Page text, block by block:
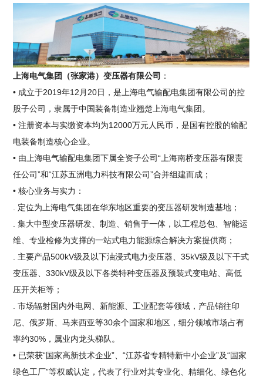
上海电气集团（张家港）变压器有限公司 ：
• 成立于2019年12月20日，是上海电气输配电集团有限公司的控
股子公司，隶属于中国装备制造业翘楚上海电气集团。
• 注册资本与实缴资本均为12000万元人民币，是国有控股的输配
电装备制造核心企业。
• 由上海电气输配电集团下属全资子公司“上海南桥变压器有限责
任公司”和“江苏五洲电力科技有限公司”合并组建而成；
• 核心业务与实力：
. 定位为上海电气集团在华东地区重要的变压器研发制造基地；
. 集大中型变压器研发、制造、销售于一体，以工程总包、智能运
维、专业检修为支撑的一站式电力能源综合解决方案提供商；
. 主要产品500kV级及以下油浸式电力变压器、35kV级及以下干式
变压器、330kV级及以下各类特种变压器及预装式变电站、高低
压开关柜等；
. 市场辐射国内外电网、新能源、工业配套等领域，产品销往印
尼、俄罗斯、马来西亚等30余个国家和地区，细分领域市场占有
率约30%，属业内龙头梯队。
• 已荣获“国家高新技术企业”、“江苏省专精特新中小企业”及“国家
绿色工厂”等权威认定，代表了行业对其专业化、精细化、绿色化